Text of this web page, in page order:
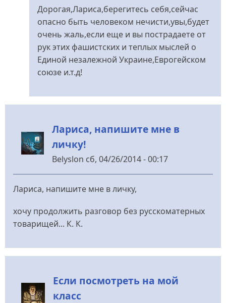
відповідь
до
себя
від
Yulia79
Дорогая,Лариса,берегитесь себя,сейчас
опасно быть человеком нечисти,увы,будет
очень жаль,если еще и вы пострадаете от
рук этих фашистских и теплых мыслей о
Единой незалежной Украине,Еврогейском
союзе и.т.д!
Лариса, напишите мне в
личку!
Belyslon сб, 04/26/2014 - 00:17
Лариса, напишите мне в личку,
хочу продолжить разговор без русскоматерных
товарищей... К. К.
Если посмотреть на мой
класс